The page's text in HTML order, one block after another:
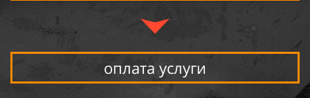
оплата услуги